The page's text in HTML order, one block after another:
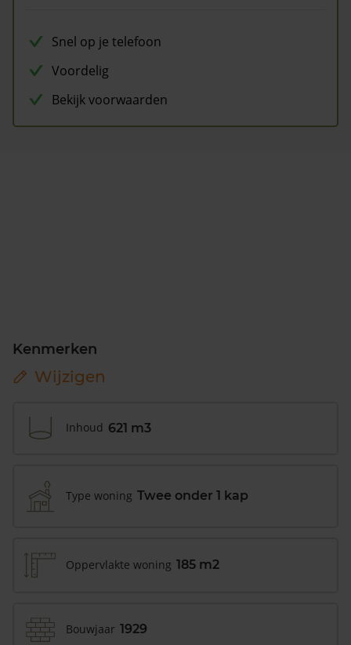
Snel op je telefoon
Voordelig
Bekijk voorwaarden
Kenmerken
Wijzigen
Inhoud 621 m3
Type woning Twee onder 1 kap
Oppervlakte woning 185 m2
Bouwjaar 1929